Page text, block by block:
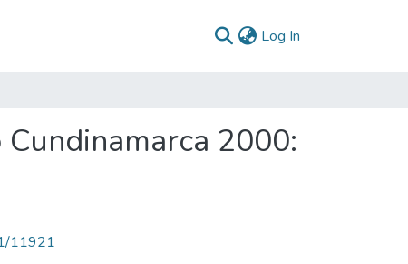
Log In
2000:
11921